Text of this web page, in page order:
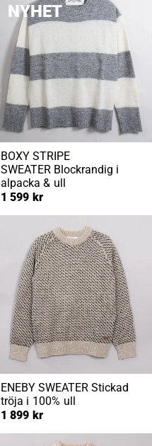
NYHET
BOXY STRIPE
SWEATER Blockrandig i
alpacka & ull
1 599 kr
ENEBY SWEATER Stickad
tröja i 100% ull
1 899 kr